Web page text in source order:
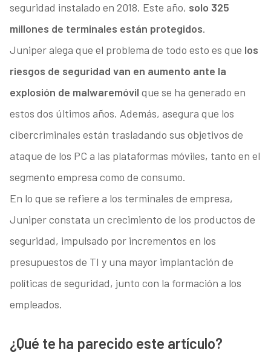
seguridad instalado en 2018. Este año, solo 325
millones de terminales están protegidos.
Juniper alega que el problema de todo esto es que los
riesgos de seguridad van en aumento ante la
explosión de malwaremóvil que se ha generado en
estos dos últimos años. Además, asegura que los
cibercriminales están trasladando sus objetivos de
ataque de los PC a las plataformas móviles, tanto en el
segmento empresa como de consumo.
En lo que se refiere a los terminales de empresa,
Juniper constata un crecimiento de los productos de
seguridad, impulsado por incrementos en los
presupuestos de TI y una mayor implantación de
políticas de seguridad, junto con la formación a los
empleados.
¿Qué te ha parecido este artículo?